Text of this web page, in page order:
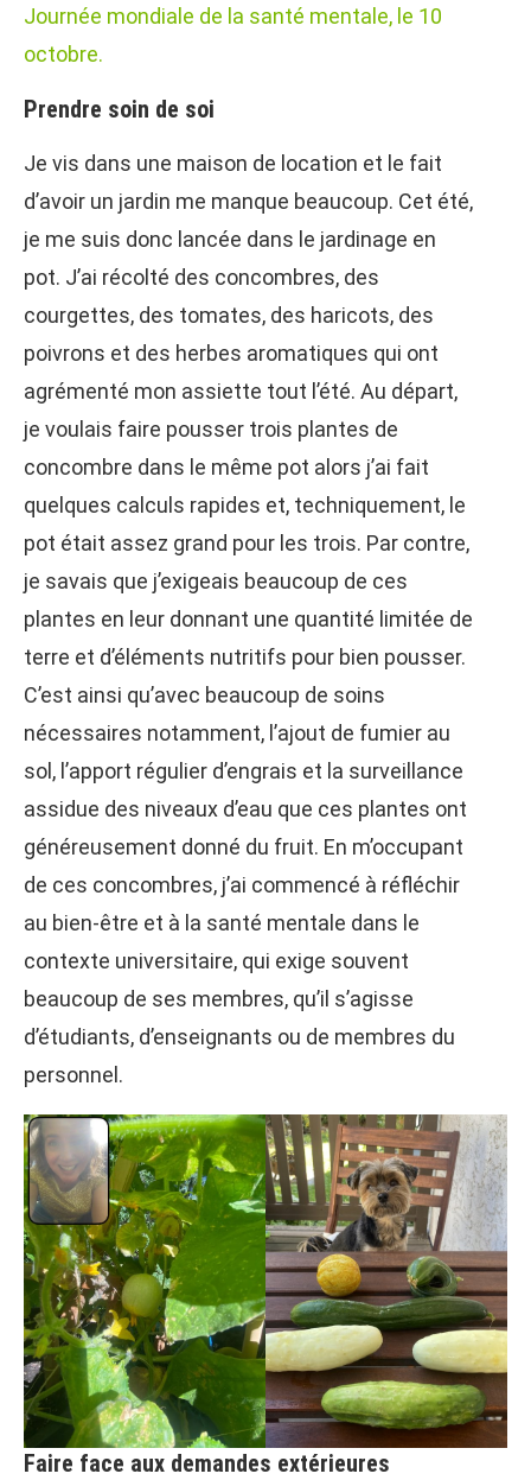
Journée mondiale de la santé mentale, le 10
octobre.
Prendre soin de soi
Je vis dans une maison de location et le fait
d’avoir un jardin me manque beaucoup. Cet été,
je me suis donc lancée dans le jardinage en
pot. J’ai récolté des concombres, des
courgettes, des tomates, des haricots, des
poivrons et des herbes aromatiques qui ont
agrémenté mon assiette tout l’été. Au départ,
je voulais faire pousser trois plantes de
concombre dans le même pot alors j’ai fait
quelques calculs rapides et, techniquement, le
pot était assez grand pour les trois. Par contre,
je savais que j’exigeais beaucoup de ces
plantes en leur donnant une quantité limitée de
terre et d’éléments nutritifs pour bien pousser.
C’est ainsi qu’avec beaucoup de soins
nécessaires notamment, l’ajout de fumier au
sol, l’apport régulier d’engrais et la surveillance
assidue des niveaux d’eau que ces plantes ont
généreusement donné du fruit. En m’occupant
de ces concombres, j’ai commencé à réfléchir
au bien-être et à la santé mentale dans le
contexte universitaire, qui exige souvent
beaucoup de ses membres, qu’il s’agisse
d’étudiants, d’enseignants ou de membres du
personnel.
Faire face aux demandes extérieures